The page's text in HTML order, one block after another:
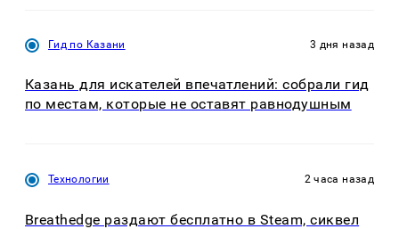
Гид по Казани 3 дня назад
Казань для искателей впечатлений: собрали гид
по местам, которые не оставят равнодушным
Технологии 2 часа назад
Breathedge раздают бесплатно в Steam, сиквел